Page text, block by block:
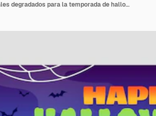
Plantilla de portada de redes sociales degradados para la temporada de halloween